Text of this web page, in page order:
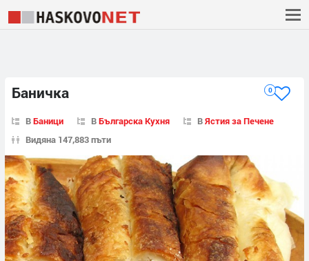
Баничка 0
ВБаници ВБългарска Кухня ВЯстия за Печене
Видяна 147,883 пъти